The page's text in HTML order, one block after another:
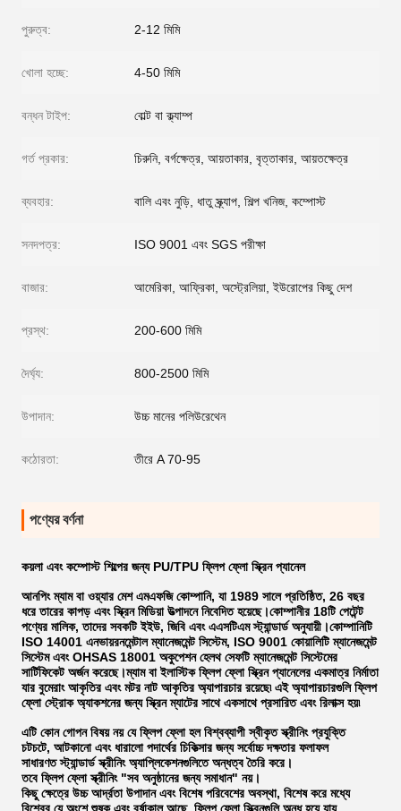
পুরুত্ব: 2-12 মিমি
খোলা হচ্ছে: 4-50 মিমি
বন্ধন টাইপ: বোল্ট বা ক্ল্যাম্প
গর্ত প্রকার: চিরুনি, বর্গক্ষেত্র, আয়তাকার, বৃত্তাকার, আয়তক্ষেত্র
ব্যবহার: বালি এবং নুড়ি, ধাতু স্ক্র্যাপ, শিল্প খনিজ, কম্পোস্ট
সনদপত্র: ISO 9001 এবং SGS পরীক্ষা
বাজার: আমেরিকা, আফ্রিকা, অস্ট্রেলিয়া, ইউরোপের কিছু দেশ
প্রস্থ: 200-600 মিমি
দৈর্ঘ্য: 800-2500 মিমি
উপাদান: উচ্চ মানের পলিউরেথেন
কঠোরতা: তীরে A 70-95
পণ্যের বর্ণনা
কয়লা এবং কম্পোস্ট শিল্পের জন্য PU/TPU ফ্লিপ ফ্লো স্ক্রিন প্যানেল
আনপিং ম্যাম বা ওয়্যার মেশ এমএফজি কোম্পানি, যা 1989 সালে প্রতিষ্ঠিত, 26 বছর
ধরে তারের কাপড় এবং স্ক্রিন মিডিয়া উত্পাদনে নিবেদিত হয়েছে।কোম্পানীর 18টি পেটেন্ট
পণ্যের মালিক, তাদের সবকটি ইইউ, জিবি এবং এএসটিএম স্ট্যান্ডার্ড অনুযায়ী।কোম্পানিটি
ISO 14001 এনভায়রনমেন্টাল ম্যানেজমেন্ট সিস্টেম, ISO 9001 কোয়ালিটি ম্যানেজমেন্ট
সিস্টেম এবং OHSAS 18001 অকুপেশন হেলথ সেফটি ম্যানেজমেন্ট সিস্টেমের
সার্টিফিকেট অর্জন করেছে।ম্যাম বা ইলাস্টিক ফ্লিপ ফ্লো স্ক্রিন প্যানেলের একমাত্র নির্মাতা
যার বুমেরাং আকৃতির এবং মটর নাট আকৃতির অ্যাপারচার রয়েছে৷ এই অ্যাপারচারগুলি ফ্লিপ
ফ্লো স্ট্রোক অ্যাকশনের জন্য স্ক্রিন ম্যাটের সাথে একসাথে প্রসারিত এবং রিলাক্স হয়৷
এটি কোন গোপন বিষয় নয় যে ফ্লিপ ফ্লো হল বিশ্বব্যাপী স্বীকৃত স্ক্রীনিং প্রযুক্তি
চটচটে, আটকানো এবং ধারালো পদার্থের চিকিত্সার জন্য সর্বোচ্চ দক্ষতার ফলাফল
সাধারণত স্ট্যান্ডার্ড স্ক্রীনিং অ্যাপ্লিকেশনগুলিতে অন্ধত্ব তৈরি করে।
তবে ফ্লিপ ফ্লো স্ক্রীনিং "সব অনুষ্ঠানের জন্য সমাধান" নয়।
কিছু ক্ষেত্রে উচ্চ আর্দ্রতা উপাদান এবং বিশেষ পরিবেশের অবস্থা, বিশেষ করে মধ্যে